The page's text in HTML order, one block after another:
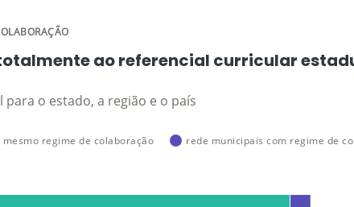
ao referencial curricular
para o estado, a região e o país
regime de colaboração rede municipais com regime de